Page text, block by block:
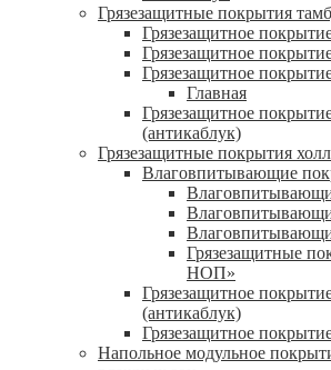
Грязезащитные покрытия
Грязезащитное
Грязезащитное
Грязезащитное
Главная
Грязезащитное
(антикаблук)
Грязезащитные покрытия
Влаговпитывающие
Грязезащитные
НОП»
Грязезащитное
(антикаблук)
Грязезащитное
Напольное модульное